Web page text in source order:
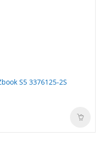
S5 3376125-2S